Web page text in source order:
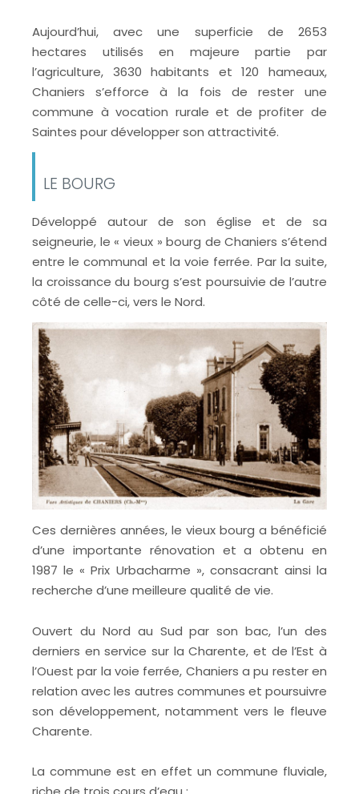
Aujourd’hui, avec une superficie de 2653
hectares utilisés en majeure partie par
l’agriculture, 3630 habitants et 120 hameaux,
Chaniers s’efforce à la fois de rester une
commune à vocation rurale et de profiter de
Saintes pour développer son attractivité.
LE BOURG
Développé autour de son église et de sa
seigneurie, le « vieux » bourg de Chaniers s’étend
entre le communal et la voie ferrée. Par la suite,
la croissance du bourg s’est poursuivie de l’autre
côté de celle-ci, vers le Nord.
Ces dernières années, le vieux bourg a bénéficié
d’une importante rénovation et a obtenu en
1987 le « Prix Urbacharme », consacrant ainsi la
recherche d’une meilleure qualité de vie.
Ouvert du Nord au Sud par son bac, l’un des
derniers en service sur la Charente, et de l’Est à
l’Ouest par la voie ferrée, Chaniers a pu rester en
relation avec les autres communes et poursuivre
son développement, notamment vers le fleuve
Charente.
La commune est en effet un commune fluviale,